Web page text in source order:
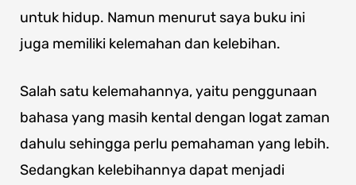
untuk hidup. Namun menurut saya buku ini
juga memiliki kelemahan dan kelebihan.
Salah satu kelemahannya, yaitu penggunaan
bahasa yang masih kental dengan logat zaman
dahulu sehingga perlu pemahaman yang lebih.
Sedangkan kelebihannya dapat menjadi